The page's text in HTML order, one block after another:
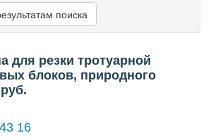
поиска
для резки тротуарной
блоков, природного
руб.
16